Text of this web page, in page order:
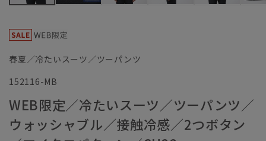
春夏／冷たいスーツ／ツーパンツ
152116-MB
WEB限定／冷たいスーツ／ツーパンツ／
ウォッシャブル／接触冷感／2つボタン